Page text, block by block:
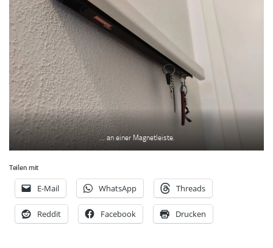
… an einer Magnetleiste.
Teilen mit
E-Mail WhatsApp Threads
Reddit Facebook Drucken